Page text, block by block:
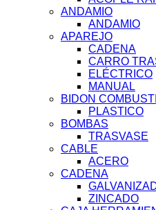
ANDAMIO
ANDAMIO
APAREJO
CADENA
CARRO
ELÉCTRICO
MANUAL
BIDON
PLASTICO
BOMBAS
TRASVASE
CABLE
ACERO
CADENA
ZINCADO